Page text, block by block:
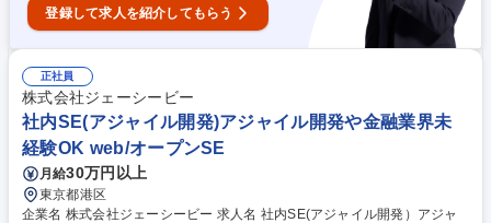
登録して求人を紹介してもらう
正社員
株式会社ジェーシービー
社内SE(アジャイル開発)アジャイル開発や金融業界未
経験OK web/オープンSE
月給30万円以上
東京都港区
企業名 株式会社ジェーシービー 求人名 社内SE(アジャイル開発）アジャ